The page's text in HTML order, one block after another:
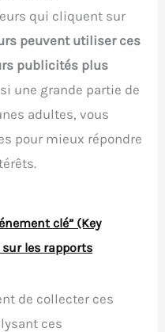
qui cliquent sur
peuvent utiliser ces
publicités plus
une grande partie de
adultes, vous
pour mieux répondre
clé” (Key
sur les rapports
de collecter ces
ces